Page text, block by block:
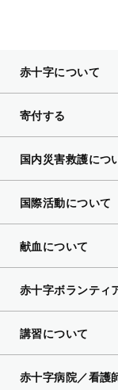
赤十字について
寄付する
国内災害救護につ
国際活動について
献血について
赤十字ボランティ
講習について
赤十字病院／看護